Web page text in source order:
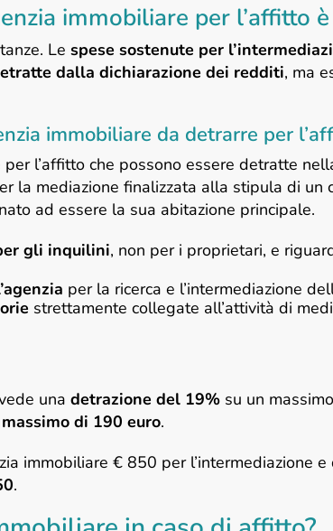
immobiliare per l’affitto
Le spese sostenute per
dalla dichiarazione dei redditi, ma
immobiliare da detrarre per
l’affitto che possono essere detratte
la mediazione finalizzata alla stipula di un
ad essere la sua abitazione principale.
gli inquilini, non per i proprietari, e
per la ricerca e l’intermediazione
strettamente collegate all’attività di
una detrazione del 19% su un
di 190 euro.
immobiliare € 850 per l’intermediazione
.